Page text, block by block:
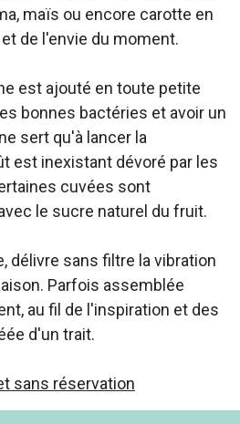
maïs ou encore carotte en
de l'envie du moment.
est ajouté en toute petite
bonnes bactéries et avoir un
sert qu'à lancer la
est inexistant dévoré par les
cuvées sont
le sucre naturel du fruit.
délivre sans filtre la vibration
Parfois assemblée
au fil de l'inspiration et des
d'un trait.
sans réservation